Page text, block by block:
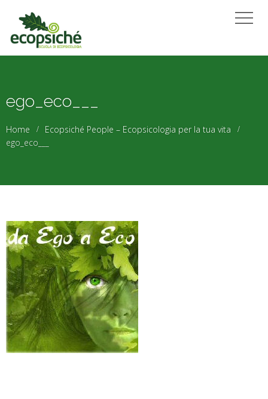
ego_eco___
Home
Ecopsiché People – Ecopsicologia per la tua vita
ego_eco___